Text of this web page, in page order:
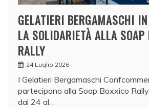
GELATIERI BERGAMASCHI
LA SOLIDARIETÀ ALLA SOAP
RALLY
24 Luglio 2026
I Gelatieri Bergamaschi
partecipano alla Soap Boxxico
dal 24 al…